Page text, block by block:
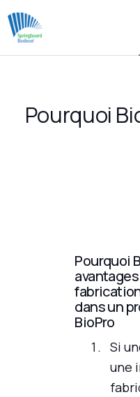
Pourquoi
Pourquoi
dans un
BioPro
Si
une